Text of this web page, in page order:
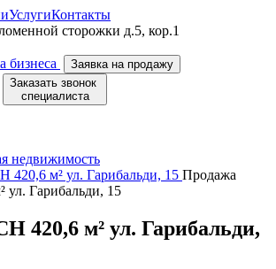
УслугиКонтакты
сторожки д.5, кор.1
бизнеса
Заявка на продажу
Заказать звонок
специалиста
недвижимость
м² ул. Гарибальди, 15 Продажа
Гарибальди, 15
420,6 м² ул. Гарибальди,